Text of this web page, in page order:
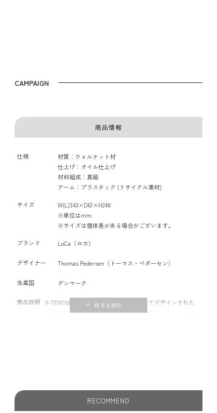
CAMPAIGN
商品情報
仕様
材質：ウォルナット材
仕上げ：オイル仕上げ
材料組成：真鍮
アーム：プラスチック (リサイクル素材)
サイズ
W(L)343×D61×H248
※単位はmm
※サイズは個体差がある場合がございます。
ブランド LoCa（ロカ）
デザイナー Thomas Pedersen（トーマス・ペダーセン）
生産国 デンマーク
商品説明
X-TENDは、トーマス ペダーセンによってデザインされた
LoCaの新しいコートラックです。X-TENDは、美しさと持
RECOMMEND